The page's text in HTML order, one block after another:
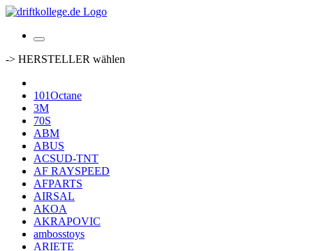
-> HERSTELLER wählen
101Octane
3M
70S
ABM
ABUS
ACSUD-TNT
AF RAYSPEED
AFPARTS
AIRSAL
AKOA
AKRAPOVIC
ambosstoys
ARIETE